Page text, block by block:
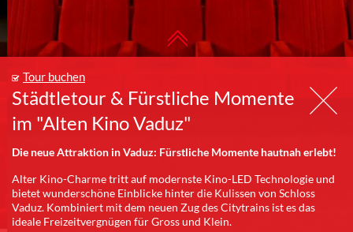
Tour buchen
Städtletour & Fürstliche Momente
im "Alten Kino Vaduz"
Die neue Attraktion in Vaduz: Fürstliche Momente hautnah erlebt!
Alter Kino-Charme tritt auf modernste Kino-LED Technologie und
bietet wunderschöne Einblicke hinter die Kulissen von Schloss
Vaduz. Kombiniert mit dem neuen Zug des Citytrains ist es das
ideale Freizeitvergnügen für Gross und Klein.